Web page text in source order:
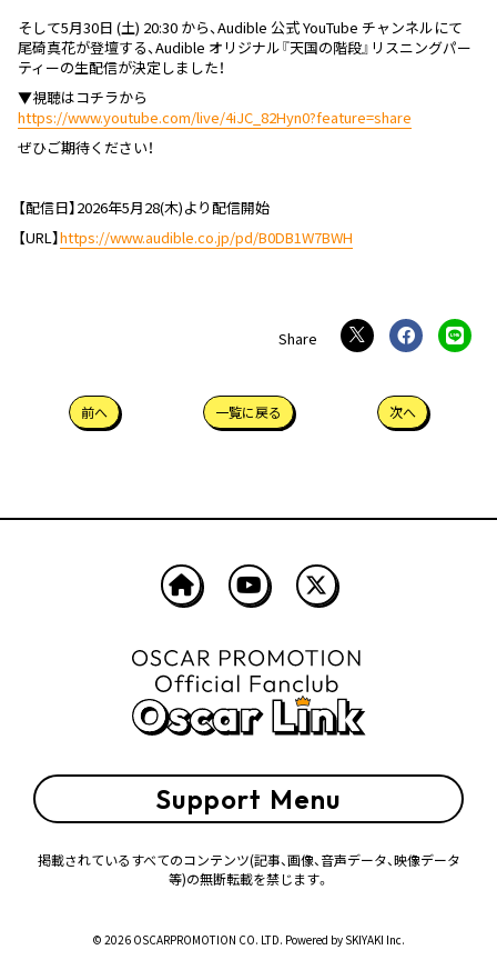
そして5月30日 (土) 20:30 から、Audible 公式 YouTube チャンネルにて
尾碕真花が登壇する、Audible オリジナル『天国の階段』 リスニングパー
ティーの生配信が決定しました！
▼視聴はコチラから
https://www.youtube.com/live/4iJC_82Hyn0?feature=share
ぜひご期待ください！
【配信日】2026年5月28(木)より配信開始
【URL】https://www.audible.co.jp/pd/B0DB1W7BWH
前へ 一覧に戻る 次へ
Support Menu
掲載されているすべてのコンテンツ(記事、画像、音声データ、映像データ
等)の無断転載を禁じます。
© 2026 OSCARPROMOTION CO. LTD. Powered by SKIYAKI Inc.